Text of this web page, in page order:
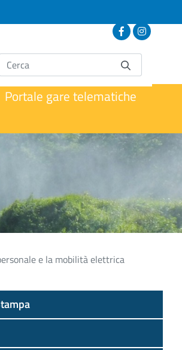
Portale gare telematiche
e la mobilità elettrica